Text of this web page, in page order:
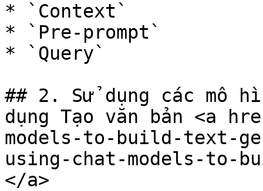
* `Context`
* `Pre-prompt`
* `Query`
## 2. Sử dụng các mô
dụng Tạo văn bản <a
models-to-build-text-
using-chat-models-to-
</a>